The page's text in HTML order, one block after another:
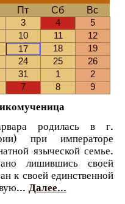
Пт Сб
Вс
3 4
5
10 11
12
17 18
19
24 25
26
31 1
2
7 8 9
родилась в г.
при императоре
языческой семье.
лишившись своей
к своей единственной
Далее...